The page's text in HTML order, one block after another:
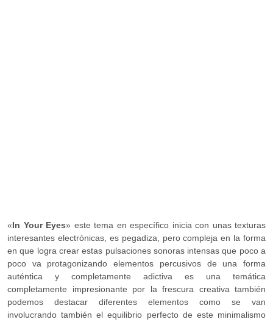
«In Your Eyes» este tema en específico inicia con unas texturas
interesantes electrónicas, es pegadiza, pero compleja en la forma
en que logra crear estas pulsaciones sonoras intensas que poco a
poco va protagonizando elementos percusivos de una forma
auténtica y completamente adictiva es una temática
completamente impresionante por la frescura creativa también
podemos destacar diferentes elementos como se van
involucrando también el equilibrio perfecto de este minimalismo